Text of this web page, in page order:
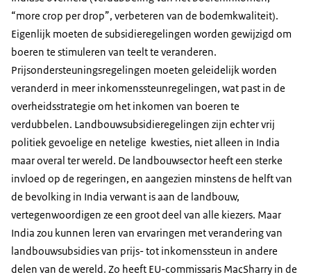
“more crop per drop”, verbeteren van de bodemkwaliteit).
Eigenlijk moeten de subsidieregelingen worden gewijzigd om
boeren te stimuleren van teelt te veranderen.
Prijsondersteuningsregelingen moeten geleidelijk worden
veranderd in meer inkomenssteunregelingen, wat past in de
overheidsstrategie om het inkomen van boeren te
verdubbelen. Landbouwsubsidieregelingen zijn echter vrij
politiek gevoelige en netelige kwesties, niet alleen in India
maar overal ter wereld. De landbouwsector heeft een sterke
invloed op de regeringen, en aangezien minstens de helft van
de bevolking in India verwant is aan de landbouw,
vertegenwoordigen ze een groot deel van alle kiezers. Maar
India zou kunnen leren van ervaringen met verandering van
landbouwsubsidies van prijs- tot inkomenssteun in andere
delen van de wereld. Zo heeft EU-commissaris MacSharry in de